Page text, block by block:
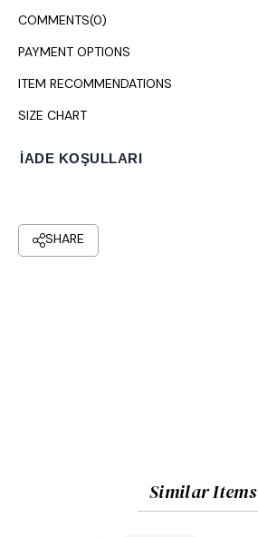
COMMENTS(0)
PAYMENT OPTIONS
ITEM RECOMMENDATIONS
SIZE CHART
İADE KOŞULLARI
Similar Items